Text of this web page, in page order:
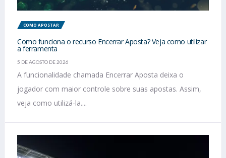
COMO APOSTAR
Como funciona o recurso Encerrar Aposta? Veja como utilizar
a ferramenta
5 DE AGOSTO DE 2026
A funcionalidade chamada Encerrar Aposta deixa o
jogador com maior controle sobre suas apostas. Assim,
veja como utilizá-la....